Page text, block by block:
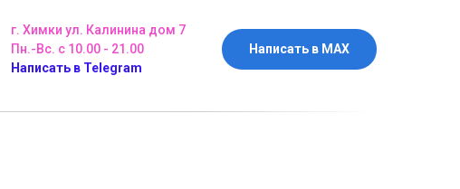
г. Химки ул. Калинина дом 7
Пн.-Вс. с 10.00 - 21.00
Написать в Telegram
Написать в MAX